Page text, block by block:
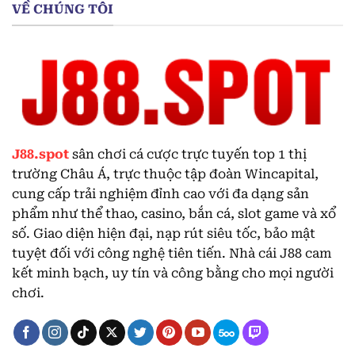
VỀ CHÚNG TÔI
J88.spot sân chơi cá cược trực tuyến top 1 thị
trường Châu Á, trực thuộc tập đoàn Wincapital,
cung cấp trải nghiệm đỉnh cao với đa dạng sản
phẩm như thể thao, casino, bắn cá, slot game và xổ
số. Giao diện hiện đại, nạp rút siêu tốc, bảo mật
tuyệt đối với công nghệ tiên tiến. Nhà cái J88 cam
kết minh bạch, uy tín và công bằng cho mọi người
chơi.